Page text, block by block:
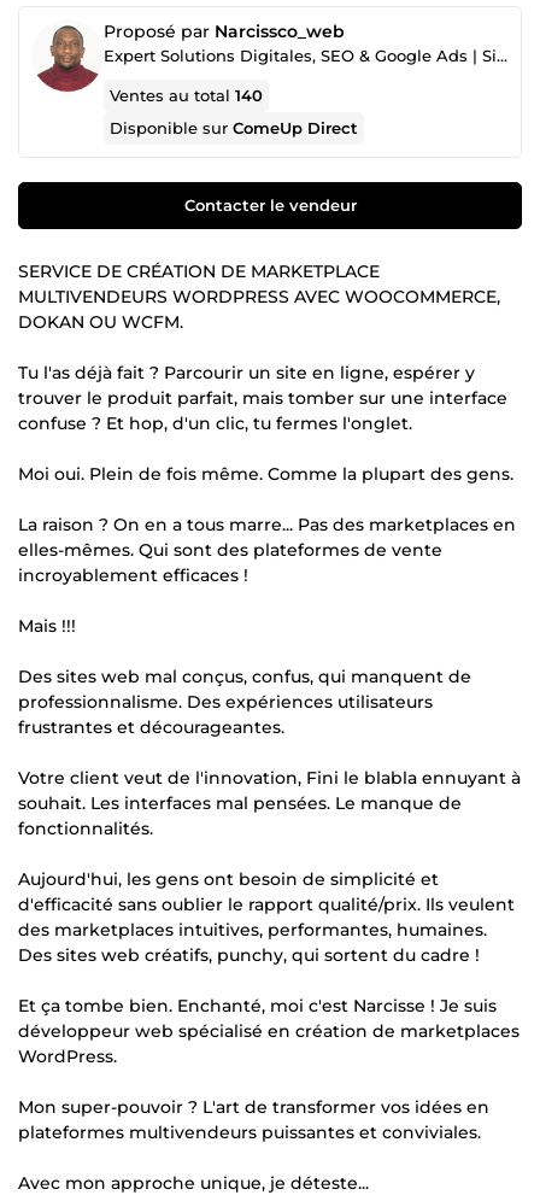
Proposé par Narcissco_web
Expert Solutions Digitales, SEO & Google Ads | Sites Web et Marketplace
Ventes au total140
Disponible surComeUp Direct
Contacter le vendeur
SERVICE DE CRÉATION DE MARKETPLACE
MULTIVENDEURS WORDPRESS AVEC WOOCOMMERCE,
DOKAN OU WCFM.
Tu l'as déjà fait ? Parcourir un site en ligne, espérer y
trouver le produit parfait, mais tomber sur une interface
confuse ? Et hop, d'un clic, tu fermes l'onglet.
Moi oui. Plein de fois même. Comme la plupart des gens.
La raison ? On en a tous marre... Pas des marketplaces en
elles-mêmes. Qui sont des plateformes de vente
incroyablement efficaces !
Mais !!!
Des sites web mal conçus, confus, qui manquent de
professionnalisme. Des expériences utilisateurs
frustrantes et décourageantes.
Votre client veut de l'innovation, Fini le blabla ennuyant à
souhait. Les interfaces mal pensées. Le manque de
fonctionnalités.
Aujourd'hui, les gens ont besoin de simplicité et
d'efficacité sans oublier le rapport qualité/prix. Ils veulent
des marketplaces intuitives, performantes, humaines.
Des sites web créatifs, punchy, qui sortent du cadre !
Et ça tombe bien. Enchanté, moi c'est Narcisse ! Je suis
développeur web spécialisé en création de marketplaces
WordPress.
Mon super-pouvoir ? L'art de transformer vos idées en
plateformes multivendeurs puissantes et conviviales.
Avec mon approche unique, je déteste...